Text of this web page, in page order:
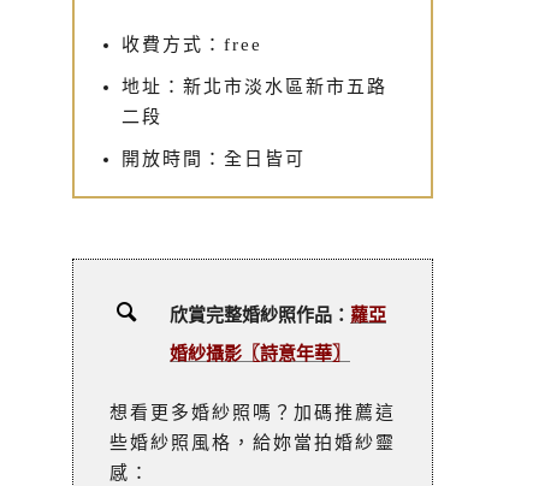
收費方式：free
地址：新北市淡水區新市五路
二段
開放時間：全日皆可
欣賞完整婚紗照作品： 蘿亞
婚紗攝影〖詩意年華〗
想看更多婚紗照嗎？加碼推薦這
些婚紗照風格，給妳當拍婚紗靈
感：